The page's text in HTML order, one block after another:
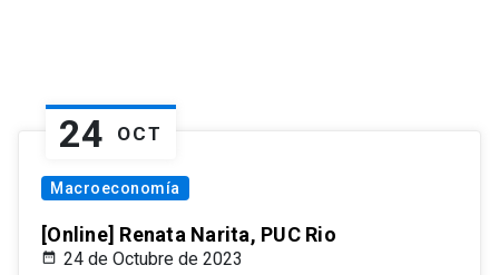
24 OCT
Macroeconomía
[Online] Renata Narita, PUC Rio
24 de Octubre de 2023